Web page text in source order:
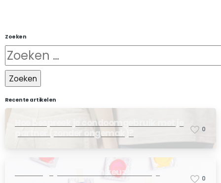
Zoeken
Recente artikelen
Hoe bespreek je condoomgebruik met je
partner (zonder ongemak)?
0
Wat zegt je condoom keuze over je
0